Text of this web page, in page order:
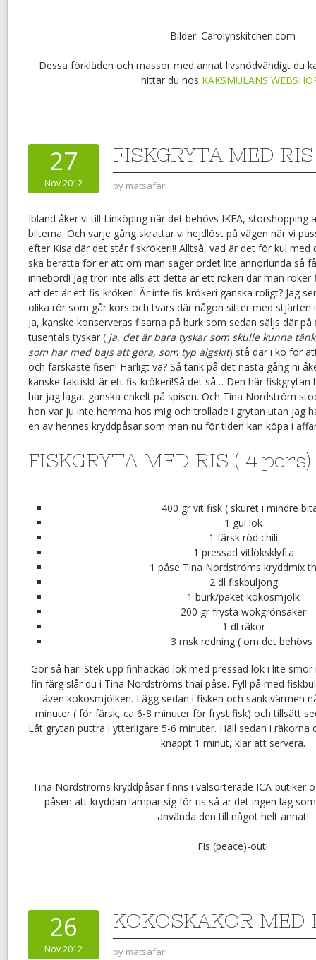
Bilder: Carolynskitchen.com
Dessa förkläden och massor med annat livsnödvändigt du
hittar du hos KAKSMULANS
27
Nov 2012
FISKGRYTA MED RIS
by matsafari
Ibland åker vi till Linköping när det behövs IKEA, storshopping
biltema. Och varje gång skrattar vi hejdlöst på vägen när vi
efter Kisa där det står fiskrökeri!! Alltså, vad är det för kul
ska berätta för er att om man säger ordet lite annorlunda så
innebörd! Jag tror inte alls att detta är ett rökeri där man
att det är ett fis-krökeri! Är inte fis-krökeri ganska roligt? Jag
olika rör som går kors och tvärs där någon sitter med stjärten
Ja, kanske konserveras fisarna på burk som sedan säljs där
tusentals tyskar ( ja, det är bara tyskar som skulle kunna
som har med bajs att göra, som typ älgskit) stå där i kö för
och färskaste fisen! Härligt va? Så tänk på det nästa gång ni
kanske faktiskt är ett fis-krökeri!Så det så… Den här
har jag lagat ganska enkelt på spisen. Och Tina Nordström
hon var ju inte hemma hos mig och trollade i grytan utan jag
en av hennes kryddpåsar som man nu för tiden kan köpa i
FISKGRYTA MED RIS ( 4 pers)
400 gr vit fisk ( skuret i mindre
1 gul lök
1 färsk röd chili
1 pressad vitlöksklyfta
1 påse Tina Nordströms kryddmix
2 dl fiskbuljong
1 burk/paket kokosmjölk
200 gr frysta wokgrönsaker
1 dl räkor
3 msk redning ( om det behövs
Gör så här: Stek upp finhackad lök med pressad lök i lite
fin färg slår du i Tina Nordströms thai påse. Fyll på med
även kokosmjölken. Lägg sedan i fisken och sänk värmen
minuter ( för färsk, ca 6-8 minuter för fryst fisk) och tillsätt
Låt grytan puttra i ytterligare 5-6 minuter. Häll sedan i räkorna
knappt 1 minut, klar att servera.
Tina Nordströms kryddpåsar finns i välsorterade ICA-butiker
påsen att kryddan lämpar sig för ris så är det ingen lag
använda den till något helt annat!
Fis (peace)-out!
26
Nov 2012
KOKOSKAKOR MED
by matsafari